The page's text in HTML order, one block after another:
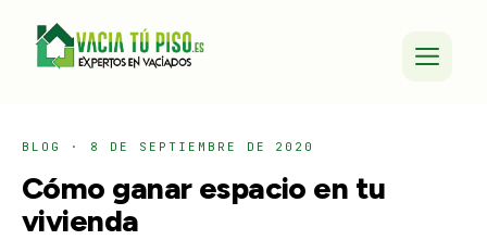
BLOG · 8 DE SEPTIEMBRE DE 2020
Cómo ganar espacio en tu
vivienda